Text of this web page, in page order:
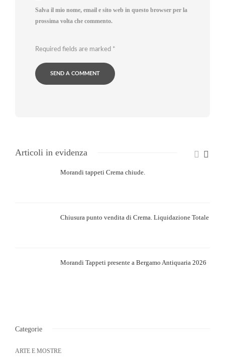
Salva il mio nome, email e sito web in questo browser per la
prossima volta che commento.
Required fields are marked *
Articoli in evidenza
Morandi tappeti Crema chiude.
Chiusura punto vendita di Crema. Liquidazione Totale
Morandi Tappeti presente a Bergamo Antiquaria 2026
Categorie
ARTE E MOSTRE